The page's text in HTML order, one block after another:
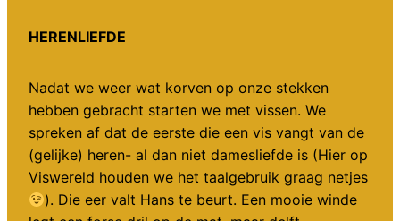
HERENLIEFDE
Nadat we weer wat korven op onze stekken
hebben gebracht starten we met vissen. We
spreken af dat de eerste die een vis vangt van de
(gelijke) heren- al dan niet damesliefde is (Hier op
Viswereld houden we het taalgebruik graag netjes
). Die eer valt Hans te beurt. Een mooie winde